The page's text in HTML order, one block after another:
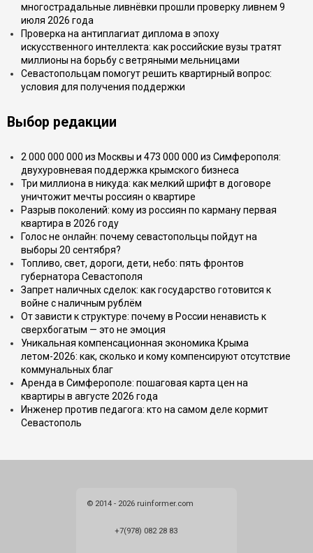
многострадальные ливнёвки прошли проверку ливнем 9
июля 2026 года
Проверка на антиплагиат диплома в эпоху
искусственного интеллекта: как российские вузы тратят
миллионы на борьбу с ветряными мельницами
Севастопольцам помогут решить квартирный вопрос:
условия для получения поддержки
Выбор редакции
2 000 000 000 из Москвы и 473 000 000 из Симферополя:
двухуровневая поддержка крымского бизнеса
Три миллиона в никуда: как мелкий шрифт в договоре
уничтожит мечты россиян о квартире
Разрыв поколений: кому из россиян по карману первая
квартира в 2026 году
Голос не онлайн: почему севастопольцы пойдут на
выборы 20 сентября?
Топливо, свет, дороги, дети, небо: пять фронтов
губернатора Севастополя
Запрет наличных сделок: как государство готовится к
войне с наличным рублём
От зависти к структуре: почему в России ненависть к
сверхбогатым — это не эмоция
Уникальная компенсационная экономика Крыма
летом-2026: как, сколько и кому компенсируют отсутствие
коммунальных благ
Аренда в Симферополе: пошаговая карта цен на
квартиры в августе 2026 года
Инженер против педагога: кто на самом деле кормит
Севастополь
© 2014 - 2026 ruinformer.com
+7(978) 082 28 83